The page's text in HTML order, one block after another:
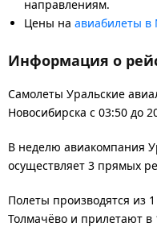
направлениям.
Цены на авиабилеты в
Информация о
Самолеты Уральские
Новосибирска с 03:50 до
В неделю авиакомпания
осуществляет 3 прямых
Полеты производятся из
Толмачёво и прилетают